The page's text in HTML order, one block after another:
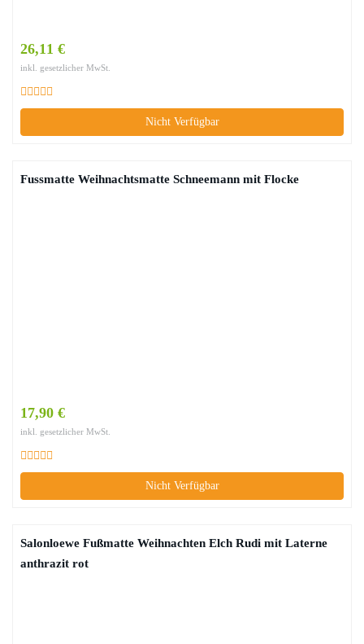
26,11 €
inkl. gesetzlicher MwSt.
Nicht Verfügbar
Fussmatte Weihnachtsmatte Schneemann mit Flocke
17,90 €
inkl. gesetzlicher MwSt.
Nicht Verfügbar
Salonloewe Fußmatte Weihnachten Elch Rudi mit Laterne
anthrazit rot